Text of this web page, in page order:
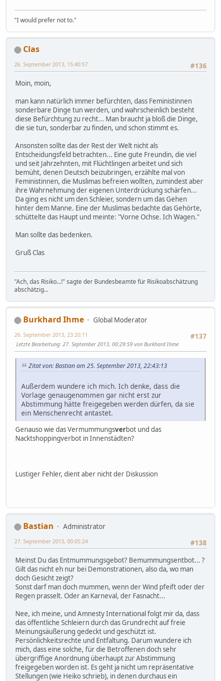
"I would prefer not to."
Clas
#136
26. September 2013, 15:40:57
Moin, moin,
man kann natürlich immer befürchten, dass Feministinnen
sonderbare Dinge tun werden, und wahrscheinlich besteht
diese Befürchtung zu recht... Man braucht ja bloß die Dinge,
die sie tun, sonderbar zu finden, und schon stimmt es.
Ansonsten sollte das der Rest der Welt nicht als
Entscheidungsfeld betrachten... Eine gute Freundin, die viel
und seit Jahrzehnten, mit Flüchtlingen arbeitet und sich
bemüht, denen Deutsch beizubringen, erzählte mal von
Feministinnen, die Muslimas befreien wollten, zumindest aber
ihre Wahrnehmung der eigenen Unterdrückung schärfen...
Da ging es nicht um den Schleier, sondern um das Gehen
hinter dem Manne. Eine der Muslimas bedachte das Gehörte,
schüttelte das Haupt und meinte: "Vorne Ochse. Ich Wagen."
Man sollte das bedenken.
Gruß Clas
"Ach, das Risiko...!" sagte der Bundesbeamte für Risikoabschätzung
abschätzig...
Burkhard Ihme
Global Moderator
#137
26. September 2013, 23:20:11
Letzte Bearbeitung: 27. September 2013, 00:29:59 von Burkhard Ihme
Zitat von: Bastian am 25. September 2013, 22:43:13
Außerdem wundere ich mich. Ich denke, dass die
Vorlage genaugenommen gar nicht erst zur
Abstimmung hätte freigegeben werden dürfen, da sie
ein Menschenrecht antastet.
Genauso wie das Vermummungsverbot und das
Nacktshoppingverbot in Innenstädten?
Lustiger Fehler, dient aber nicht der Diskussion
Bastian
Administrator
#138
27. September 2013, 00:05:24
Meinst Du das Entmummungsgebot? Bemummungsentbot... ?
Gilt das nicht eh nur bei Demonstrationen, also da, wo man
doch Gesicht zeigt?
Sonst darf man doch mummen, wenn der Wind pfeift oder der
Regen prasselt. Oder an Karneval, der Fasnacht...
Nee, ich meine, und Amnesty International folgt mir da, dass
das öffentliche Schleiern durch das Grundrecht auf freie
Meinungsäußerung gedeckt und geschützt ist.
Persönlichkeitsrechte und Entfaltung. Darum wundere ich
mich, dass eine solche, für die Betroffenen doch sehr
übergriffige Anordnung überhaupt zur Abstimmung
freigegeben worden ist. Es geht ja nicht um repräsentative
Stellungen (wie Heiko schrieb), in denen durchaus ein